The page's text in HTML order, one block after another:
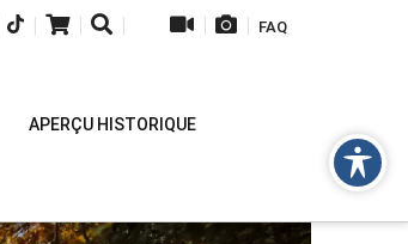
| | | | | FAQ
APERÇU HISTORIQUE